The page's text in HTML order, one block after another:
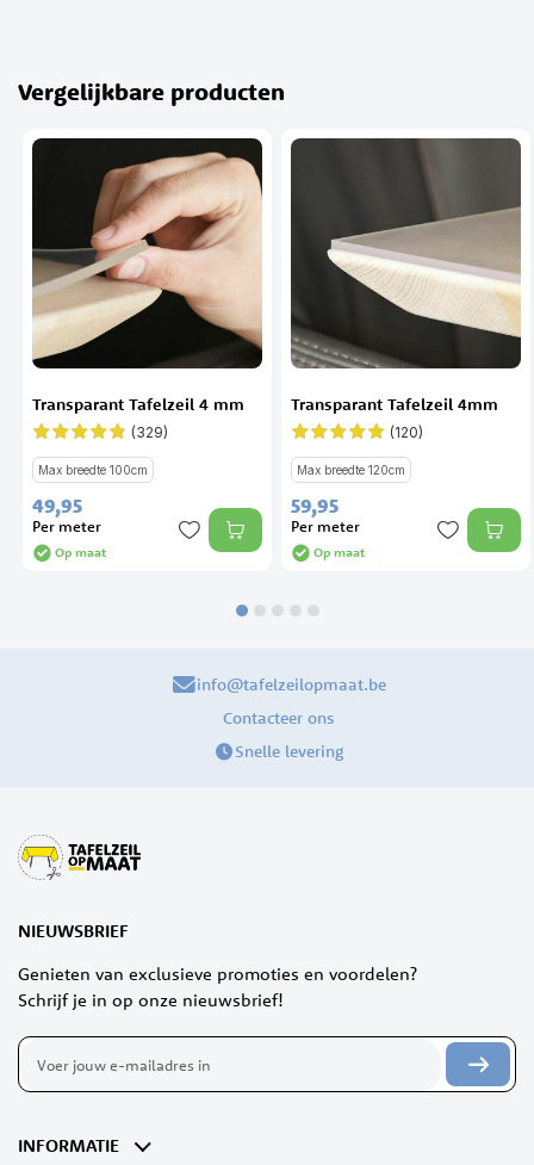
Vergelijkbare producten
Transparant Tafelzeil 4 mm
Waardering: (329)
Max breedte 100cm
49,95
Per meter
Op maat
Transparant Tafelzeil 4mm
Waardering: (120)
Max breedte 120cm
59,95
Per meter
Op maat
info@tafelzeilopmaat.be
Contacteer ons
Snelle levering
NIEUWSBRIEF
Genieten van exclusieve promoties en voordelen?
Schrijf je in op onze nieuwsbrief!
Abonneer
op
nieuwsbrief
INFORMATIE